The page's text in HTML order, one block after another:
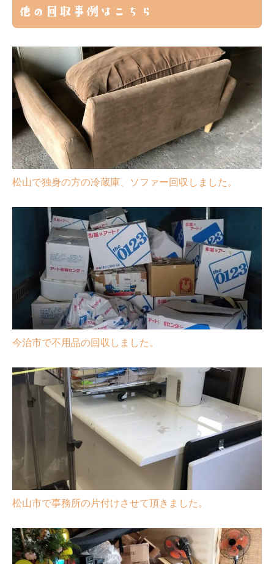
他の回収事例はこちら
松山で独身の方の冷蔵庫、ソファー回収しました。
今治市で不用品の回収しました。
松山市で事務所の片付けさせて頂きました。